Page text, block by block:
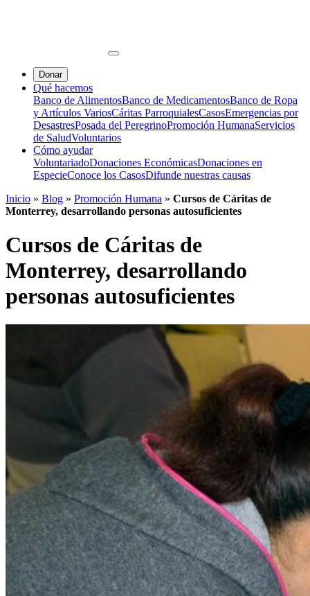
Donar
Qué hacemos
Banco de AlimentosBanco de MedicamentosBanco de Ropa
y Artículos VariosCáritas ParroquialesCasosEmergencias por
DesastresPosada del PeregrinoPromoción HumanaServicios
de SaludVoluntarios
Cómo ayudar
VoluntariadoDonaciones EconómicasDonaciones en
EspecieConoce los CasosDifunde nuestras causas
Inicio » Blog » Promoción Humana » Cursos de Cáritas de
Monterrey, desarrollando personas autosuficientes
Cursos de Cáritas de
Monterrey, desarrollando
personas autosuficientes